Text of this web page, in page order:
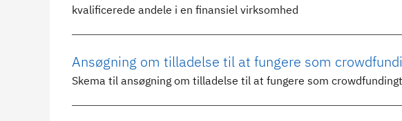
kvalificerede andele i en finansiel virksomhed
Ansøgning om tilladelse til at fungere som
Skema til ansøgning om tilladelse til at fungere som